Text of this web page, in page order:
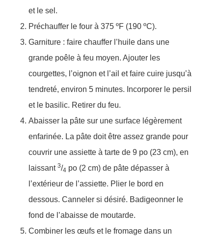
et le sel.
Préchauffer le four à 375 ºF (190 ºC).
Garniture : faire chauffer l’huile dans une
grande poêle à feu moyen. Ajouter les
courgettes, l’oignon et l’ail et faire cuire jusqu’à
tendreté, environ 5 minutes. Incorporer le persil
et le basilic. Retirer du feu.
Abaisser la pâte sur une surface légèrement
enfarinée. La pâte doit être assez grande pour
couvrir une assiette à tarte de 9 po (23 cm), en
laissant 3/4 po (2 cm) de pâte dépasser à
l’extérieur de l’assiette. Plier le bord en
dessous. Canneler si désiré. Badigeonner le
fond de l’abaisse de moutarde.
Combiner les œufs et le fromage dans un